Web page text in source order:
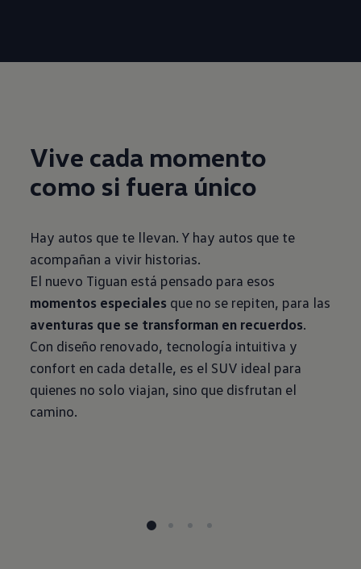
Vive cada momento
como si fuera único
Hay autos que te llevan. Y hay autos que te
acompañan a vivir historias.
El nuevo Tiguan está pensado para esos
momentos especiales que no se repiten, para las
aventuras que se transforman en recuerdos.
Con diseño renovado, tecnología intuitiva y
confort en cada detalle, es el SUV ideal para
quienes no solo viajan, sino que disfrutan el
camino.